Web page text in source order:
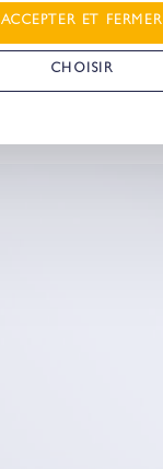
CHOISIR
ACCEPTER ET FERMER